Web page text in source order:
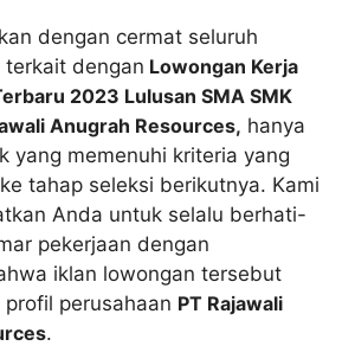
dengan cermat seluruh
terkait dengan Lowongan Kerja
2023 Lulusan SMA SMK
Anugrah Resources, hanya
yang memenuhi kriteria yang
tahap seleksi berikutnya. Kami
Anda untuk selalu berhati-
pekerjaan dengan
iklan lowongan tersebut
perusahaan PT Rajawali
.